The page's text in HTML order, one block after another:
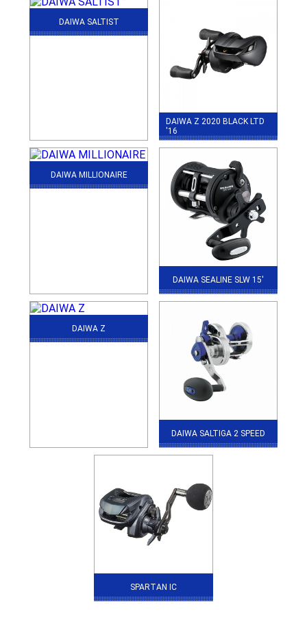
DAIWA SALTIST
DAIWA Z 2020 BLACK LTD
'16
DAIWA MILLIONAIRE
DAIWA SEALINE SLW 15'
DAIWA Z
DAIWA SALTIGA 2 SPEED
SPARTAN IC